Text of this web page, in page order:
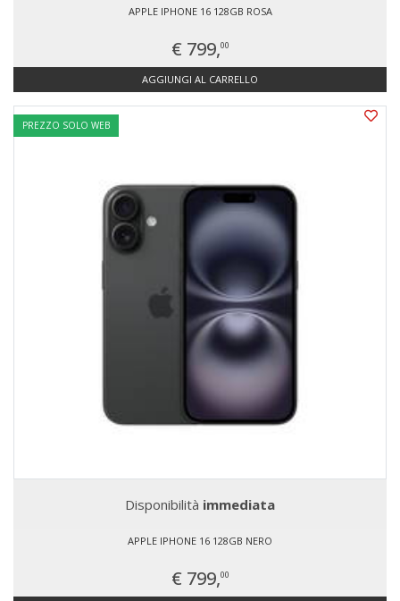
APPLE IPHONE 16 128GB ROSA
€ 799,00
AGGIUNGI AL CARRELLO
PREZZO SOLO WEB
Disponibilità immediata
APPLE IPHONE 16 128GB NERO
€ 799,00